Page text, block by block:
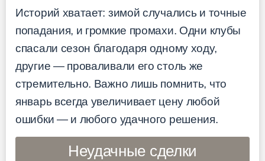
Историй хватает: зимой случались и точные
попадания, и громкие промахи. Одни клубы
спасали сезон благодаря одному ходу,
другие — проваливали его столь же
стремительно. Важно лишь помнить, что
январь всегда увеличивает цену любой
ошибки — и любого удачного решения.
Неудачные сделки